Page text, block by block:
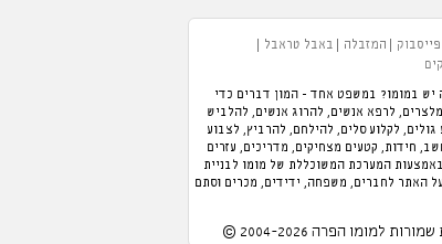
פייסבוק המזבלה
באבל טראבל
יש במומו? במשפט אחד - המון דברים כדי
לנהל מסעדה, להיות מלצרים, לרפא אנשים, להרוג אנשים, להלביש
לקלוע סלים, להילחם, להרביץ, לצבוע
חידות, קטעים מצחיקים, מדריכים, עזרים
המערכת המשוכללת של מומו לבניית
האתר לחברים, משפחה, ידידים, מכרים וסתם
למומו הפרה 2004-2026 ©